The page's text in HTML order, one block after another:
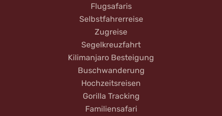
Flugsafaris
Selbstfahrerreise
Zugreise
Segelkreuzfahrt
Kilimanjaro Besteigung
Buschwanderung
Hochzeitsreisen
Gorilla Tracking
Familiensafari